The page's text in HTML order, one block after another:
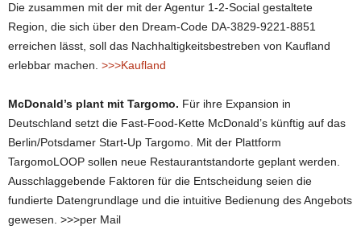
Die zusammen mit der mit der Agentur 1-2-Social gestaltete
Region, die sich über den Dream-Code DA-3829-9221-8851
erreichen lässt, soll das Nachhaltigkeitsbestreben von Kaufland
erlebbar machen. >>>Kaufland
McDonald’s plant mit Targomo. Für ihre Expansion in
Deutschland setzt die Fast-Food-Kette McDonald’s künftig auf das
Berlin/Potsdamer Start-Up Targomo. Mit der Plattform
TargomoLOOP sollen neue Restaurantstandorte geplant werden.
Ausschlaggebende Faktoren für die Entscheidung seien die
fundierte Datengrundlage und die intuitive Bedienung des Angebots
gewesen. >>>per Mail